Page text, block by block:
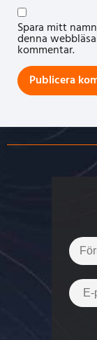
Spara mitt
denna
kommentar.